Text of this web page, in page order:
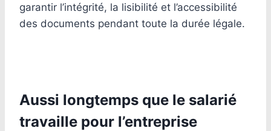
garantir l’intégrité, la lisibilité et l’accessibilité
des documents pendant toute la durée légale.
Aussi longtemps que le salarié
travaille pour l’entreprise